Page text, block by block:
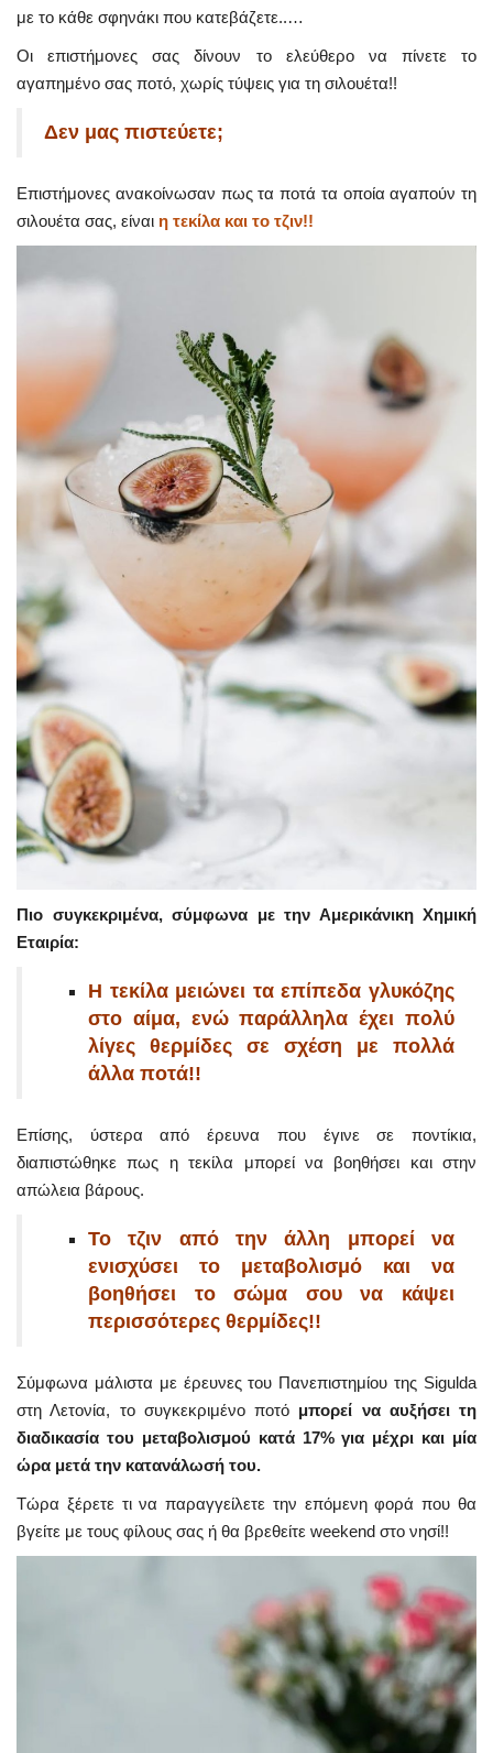
με το κάθε σφηνάκι που κατεβάζετε..…
Οι επιστήμονες σας δίνουν το ελεύθερο να πίνετε το
αγαπημένο σας ποτό, χωρίς τύψεις για τη σιλουέτα!!
Δεν μας πιστεύετε;
Επιστήμονες ανακοίνωσαν πως τα ποτά τα οποία αγαπούν τη
σιλουέτα σας, είναι η τεκίλα και το τζιν!!
Πιο συγκεκριμένα, σύμφωνα με την Αμερικάνικη Χημική
Εταιρία:
Η τεκίλα μειώνει τα επίπεδα γλυκόζης
στο αίμα, ενώ παράλληλα έχει πολύ
λίγες θερμίδες σε σχέση με πολλά
άλλα ποτά!!
Επίσης, ύστερα από έρευνα που έγινε σε ποντίκια,
διαπιστώθηκε πως η τεκίλα μπορεί να βοηθήσει και στην
απώλεια βάρους.
Το τζιν από την άλλη μπορεί να
ενισχύσει το μεταβολισμό και να
βοηθήσει το σώμα σου να κάψει
περισσότερες θερμίδες!!
Σύμφωνα μάλιστα με έρευνες του Πανεπιστημίου της Sigulda
στη Λετονία, το συγκεκριμένο ποτό μπορεί να αυξήσει τη
διαδικασία του μεταβολισμού κατά 17% για μέχρι και μία
ώρα μετά την κατανάλωσή του.
Τώρα ξέρετε τι να παραγγείλετε την επόμενη φορά που θα
βγείτε με τους φίλους σας ή θα βρεθείτε weekend στο νησί!!